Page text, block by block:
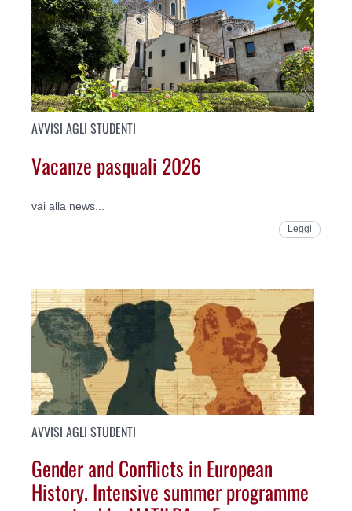
AVVISI AGLI STUDENTI
Vacanze pasquali 2026
vai alla news...
Leggi
AVVISI AGLI STUDENTI
Gender and Conflicts in European
History. Intensive summer programme